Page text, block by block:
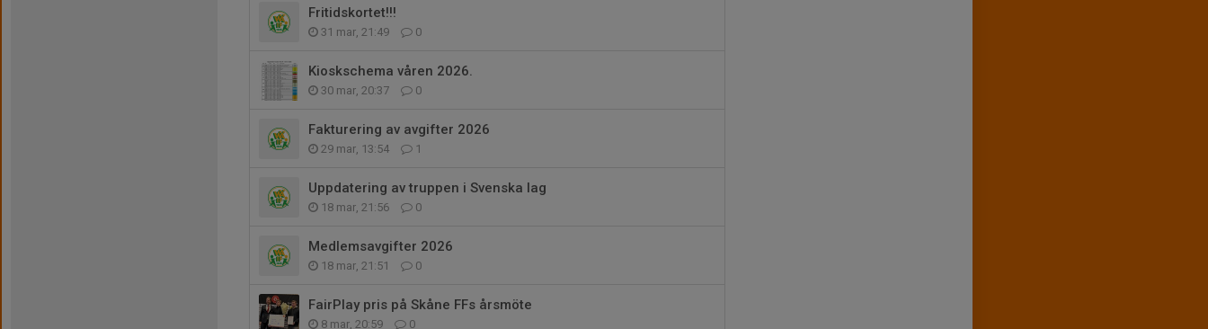
Fritidskortet!!!
31 mar, 21:49 0
Kioskschema våren 2026.
30 mar, 20:37 0
Fakturering av avgifter 2026
29 mar, 13:54 1
Uppdatering av truppen i Svenska lag
18 mar, 21:56 0
Medlemsavgifter 2026
18 mar, 21:51 0
FairPlay pris på Skåne FFs årsmöte
8 mar, 20:59 0